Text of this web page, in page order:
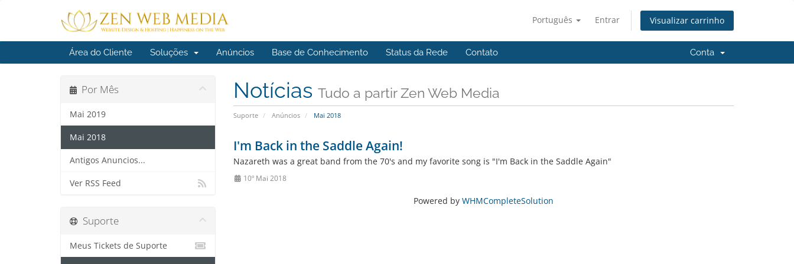
Português Entrar Visualizar carrinho
Área do Cliente Soluções Anúncios Base de Conhecimento Status da Rede Contato Conta
Notícias Tudo a partir Zen Web Media
Suporte Anúncios Mai 2018
Por Mês
Mai 2019
Mai 2018
Antigos Anuncios...
Ver RSS Feed
I'm Back in the Saddle Again!
Nazareth was a great band from the 70's and my favorite song is "I'm Back in the Saddle Again"
10º Mai 2018
Powered by WHMCompleteSolution
Suporte
Meus Tickets de Suporte